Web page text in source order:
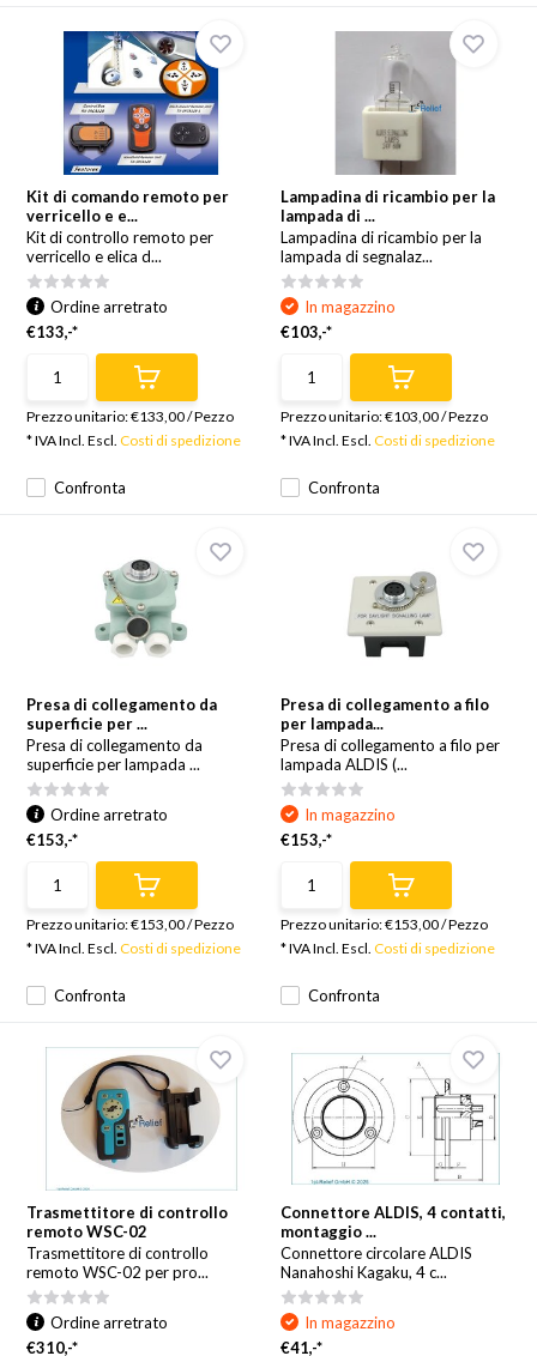
Kit di comando remoto per
verricello e e...
Kit di controllo remoto per
verricello e elica d...
Confronta
Ordine arretrato
€133,-*
Prezzo unitario:€133,00/Pezzo
* IVA Incl. Escl.Costi di spedizione
Lampadina di ricambio per la
lampada di ...
Lampadina di ricambio per la
lampada di segnalaz...
Confronta
In magazzino
€103,-*
Prezzo unitario:€103,00/Pezzo
* IVA Incl. Escl. Costi di spedizione
Presa di collegamento da
superficie per ...
Presa di collegamento da
superficie per lampada ...
Confronta
Ordine arretrato
€153,-*
Prezzo unitario:€153,00/Pezzo
* IVA Incl. Escl.Costi di spedizione
Presa di collegamento a filo
per lampada...
Presa di collegamento a filo per
lampada ALDIS (...
Confronta
In magazzino
€153,-*
Prezzo unitario:€153,00/Pezzo
* IVA Incl. Escl. Costi di spedizione
Trasmettitore di controllo
remoto WSC-02
Trasmettitore di controllo
remoto WSC-02 per pro...
Ordine arretrato
€310,-*
Connettore ALDIS, 4 contatti,
montaggio ...
Connettore circolare ALDIS
Nanahoshi Kagaku, 4 c...
In magazzino
€41,-*